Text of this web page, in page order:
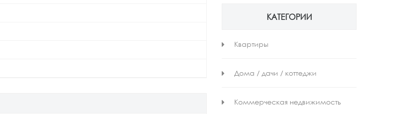
КАТЕГОРИИ
Квартиры
Дома / дачи / коттеджи
Коммерческая недвижимость